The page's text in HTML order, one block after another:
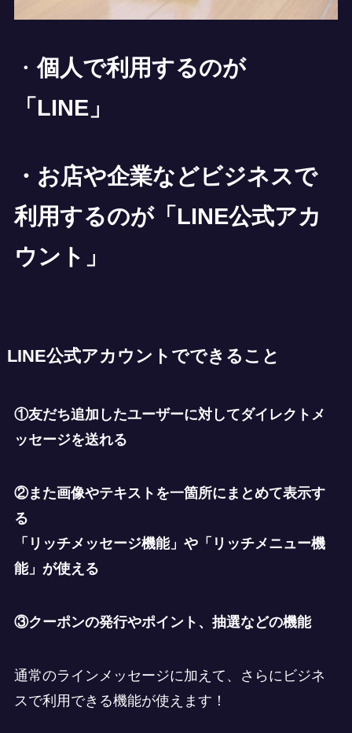
・個人で利用するのが
「LINE」
・お店や企業などビジネスで
利用するのが「LINE公式アカ
ウント」
LINE公式アカウントでできること
①友だち追加したユーザーに対してダイレクトメ
ッセージを送れる
②また画像やテキストを一箇所にまとめて表示す
る
「リッチメッセージ機能」や「リッチメニュー機
能」が使える
③クーポンの発行やポイント、抽選などの機能
通常のラインメッセージに加えて、さらにビジネ
スで利用できる機能が使えます！